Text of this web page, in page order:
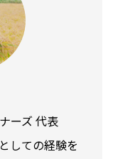
ーズ 代表
しての経験を